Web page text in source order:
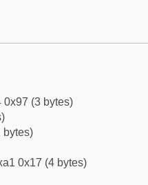
0x97 (3 bytes)
bytes)
0x17 (4 bytes)